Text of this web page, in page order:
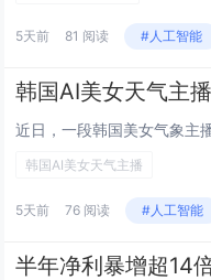
5天前 81 阅读 #人工智能
韩国AI美女天气主
韩国AI美女天气主播
5天前 76 阅读 #人工智能